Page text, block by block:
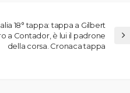
18° tappa: tappa a Gilbert
a Contador, è lui il padrone
della corsa. Cronaca tappa